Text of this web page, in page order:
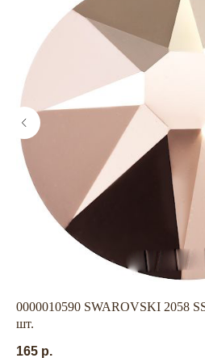
0000010590 SWAROVSKI 2058
шт.
165 р.
КОНТАКТЫ
КАТАЛОГ
БРЕНДЫ
ДОСТАВКА
КОНТАКТЫ
ГЛАВНАЯ
+7 909 800-50-10